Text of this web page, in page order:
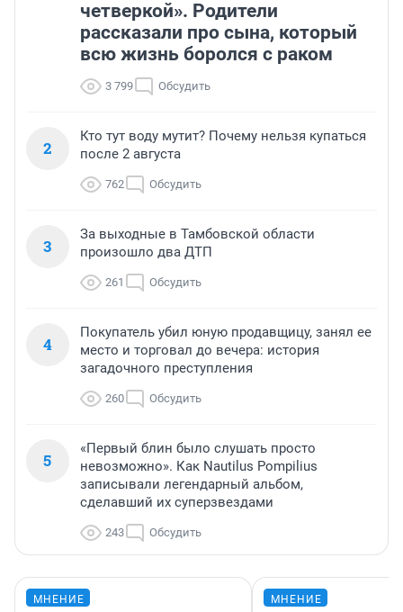
четверкой». Родители
рассказали про сына, который
всю жизнь боролся с раком
3 799 Обсудить
2
Кто тут воду мутит? Почему нельзя купаться
после 2 августа
762 Обсудить
3
За выходные в Тамбовской области
произошло два ДТП
261 Обсудить
4
Покупатель убил юную продавщицу, занял ее
место и торговал до вечера: история
загадочного преступления
260 Обсудить
5
«Первый блин было слушать просто
невозможно». Как Nautilus Pompilius
записывали легендарный альбом,
сделавший их суперзвездами
243 Обсудить
МНЕНИЕ МНЕНИЕ